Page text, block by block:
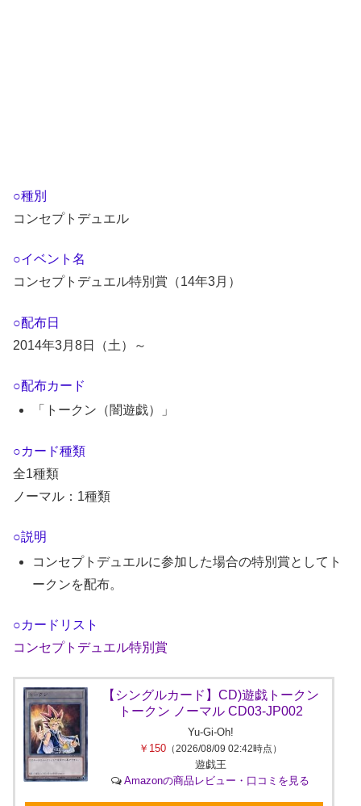
○種別
コンセプトデュエル
○イベント名
コンセプトデュエル特別賞（14年3月）
○配布日
2014年3月8日（土）～
○配布カード
「トークン（闇遊戯）」
○カード種類
全1種類
ノーマル：1種類
○説明
コンセプトデュエルに参加した場合の特別賞としてト
ークンを配布。
○カードリスト
コンセプトデュエル特別賞
【シングルカード】CD)遊戯トークン
トークン ノーマル CD03-JP002
Yu-Gi-Oh!
￥150 （2026/08/09 02:42時点）
遊戯王
Amazonの商品レビュー・口コミを見る